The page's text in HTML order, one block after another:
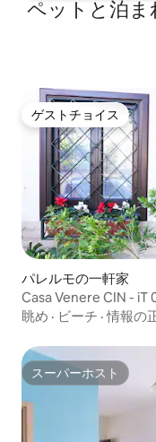
ペットと泊
ゲストチョイス
ゲストチョイス
パレルモの一軒家
Casa Venere CIN - iT
眺め · ビーチ ·情報の
スーパーホスト
スーパーホスト